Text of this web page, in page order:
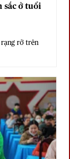
sắc ở tuổi
rỡ trên